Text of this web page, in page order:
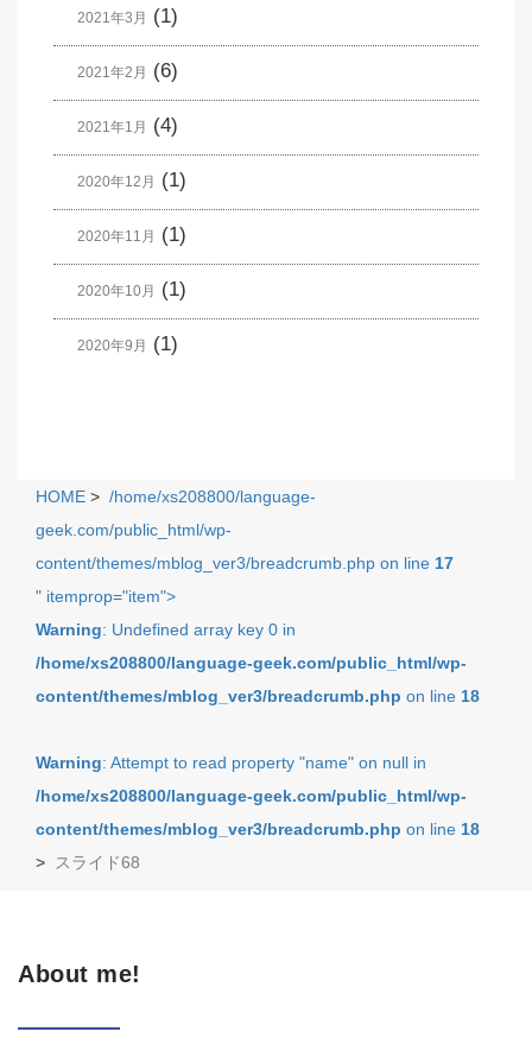
2021年3月 (1)
2021年2月 (6)
2021年1月 (4)
2020年12月 (1)
2020年11月 (1)
2020年10月 (1)
2020年9月 (1)
HOME > /home/xs208800/language-
geek.com/public_html/wp-
content/themes/mblog_ver3/breadcrumb.php on line 17
" itemprop="item">
Warning: Undefined array key 0 in
/home/xs208800/language-geek.com/public_html/wp-
content/themes/mblog_ver3/breadcrumb.php on line 18
Warning: Attempt to read property "name" on null in
/home/xs208800/language-geek.com/public_html/wp-
content/themes/mblog_ver3/breadcrumb.php on line 18
>
スライド68
About me!